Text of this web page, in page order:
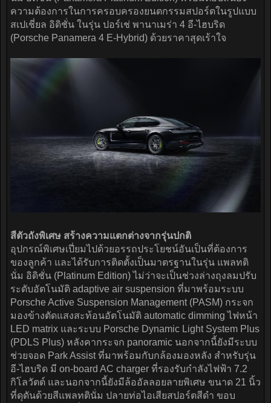
ความต้องการในการครอบครองยนตกรรมสปอร์ตในรูปแบบ
สเปเชี่ยล อิดิชั่น ในรุ่น ปอร์เช่ พานาเมร่า 4 อี-ไฮบริด
(Porsche Panamera 4 E-Hybrid) ด้วยราคาสุดเร้าใจ
สีตัวถังพิเศษ สร้างความแตกต่างจากรุ่นปกติ
อุปกรณ์พิเศษเปี่ยมไปด้วยอรรถประโยชน์อันเป็นที่ต้องการ
ของลูกค้า และได้รับการติดตั้งเป็นมาตรฐานในรุ่น แพลทติ
นั่ม อิดิชั่น (Platinum Edition) ไม่ว่าจะเป็นช่วงล่างถุงลมปรับ
ระดับอัตโนมัติ adaptive air suspension ที่มาพร้อมระบบ
Porsche Active Suspension Management (PASM) กระจก
มองข้างตัดแสงสะท้อนอัตโนมัติ automatic dimming ไฟหน้า
LED matrix และระบบ Porsche Dynamic Light System Plus
(PDLS Plus) หลังคากระจก panoramic นอกจากนี้ยังมีระบบ
ช่วยจอด Park Assist ที่มาพร้อมกับกล้องมองหลัง สำหรับรุ่น
อี-ไฮบริด มี on-board AC charger ที่รองรับกำลังไฟฟ้า 7.2
กิโลวัตต์ และนอกจากนี้ยังมีล้ออัลลอยลายพิเศษ ขนาด 21 นิ้ว
ที่ดุดันด้วยสีแพลทตินั่ม ปลายท่อไอเสียสปอร์ตสีดำ ขอบ